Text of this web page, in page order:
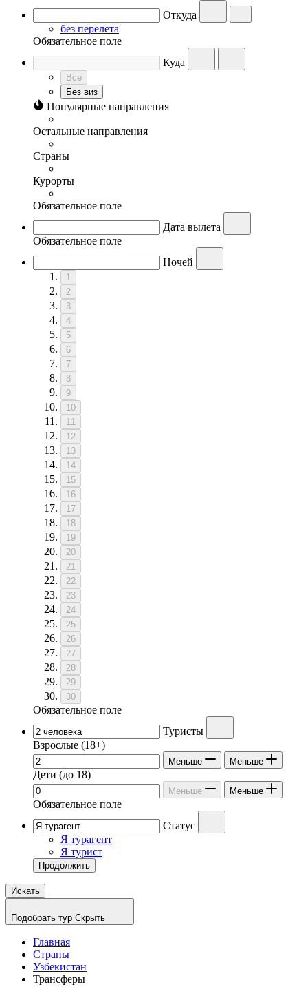
Откуда
без перелета
Обязательное поле
Куда
Все
Без виз
Популярные направления
Остальные направления
Страны
Курорты
Обязательное поле
Дата вылета
Обязательное поле
Ночей
1
2
3
4
5
6
7
8
9
10
11
12
13
14
15
16
17
18
19
20
21
22
23
24
25
26
27
28
29
30
Обязательное поле
Туристы
Взрослые (18+)
Меньше Меньше
Дети (до 18)
Меньше Меньше
Обязательное поле
Статус
Я турагент
Я турист
Продолжить
Искать
Подобрать тур Скрыть
Главная
Страны
Узбекистан
Трансферы